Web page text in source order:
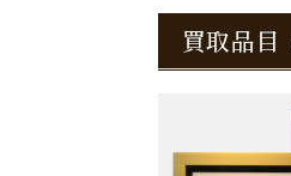
買取品目